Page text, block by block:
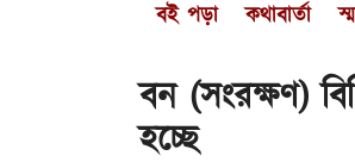
বই পড়া কথাবার্তা
বন (সংরক্ষণ)
হচ্ছে